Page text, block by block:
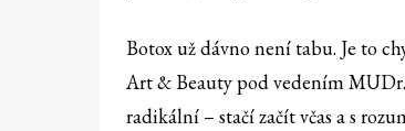
Botox už dávno není tabu. Je to
Art & Beauty pod vedením
radikální – stačí začít včas a s